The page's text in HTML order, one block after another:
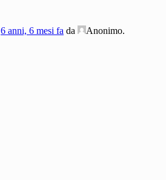
6 anni, 6 mesi fa da Anonimo.